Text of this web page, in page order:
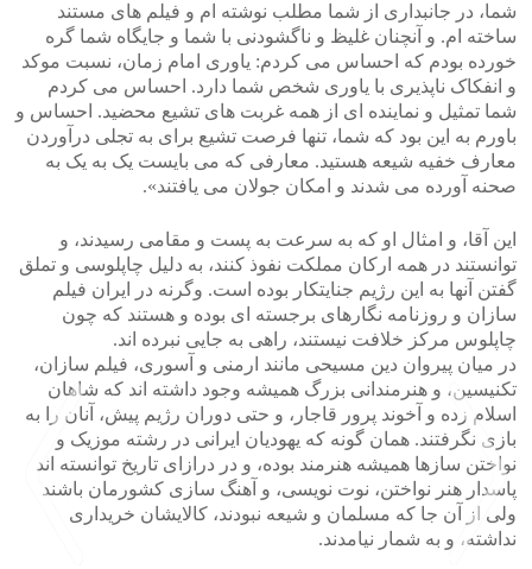
شما، در جانبداری از شما مطلب نوشته ام و فیلم های مستند
ساخته ام. و آنچنان غلیظ و ناگشودنی با شما و جایگاه شما گره
خورده بودم که احساس می کردم: یاوری امام زمان، نسبت موکد
و انفکاک ناپذیری با یاوری شخص شما دارد. احساس می کردم
شما تمثیل و نماینده ای از همه غربت های تشیع محضید. احساس و
باورم به این بود که شما، تنها فرصت تشیع برای به تجلی درآوردن
معارف خفیه شیعه هستید. معارفی که می بایست یک به یک به
صحنه آورده می شدند و امکان جولان می یافتند».
این آقا، و امثال او که به سرعت به پست و مقامی رسیدند، و
توانستند در همه ارکان مملکت نفوذ کنند، به دلیل چاپلوسی و تملق
گفتن آنها به این رژیم جنایتکار بوده است. وگرنه در ایران فیلم
سازان و روزنامه نگارهای برجسته ای بوده و هستند که چون
چاپلوس مرکز خلافت نیستند، راهی به جایی نبرده اند.
در میان پیروان دین مسیحی مانند ارمنی و آسوری، فیلم سازان،
تکنیسین، و هنرمندانی بزرگ همیشه وجود داشته اند که شاهان
اسلام زده و آخوند پرور قاجار، و حتی دوران رژیم پیش، آنان را به
بازی نگرفتند. همان گونه که یهودیان ایرانی در رشته موزیک و
نواختن سازها همیشه هنرمند بوده، و در درازای تاریخ توانسته اند
پاسدار هنر نواختن، نوت نویسی، و آهنگ سازی کشورمان باشند
ولی از آن جا که مسلمان و شیعه نبودند، کالایشان خریداری
نداشته، و به شمار نیامدند.